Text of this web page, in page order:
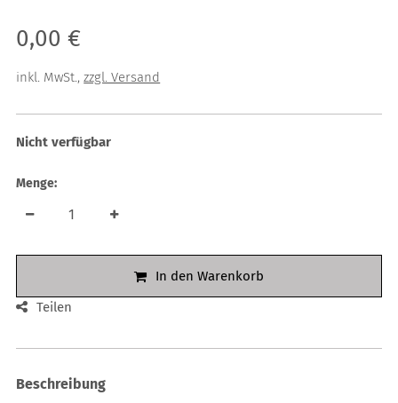
Verkaufspreis: 0,00 €
0,00 €
inkl. MwSt.,zzgl. Versand
Nicht verfügbar
Menge:
In den Warenkorb
Teilen
Beschreibung